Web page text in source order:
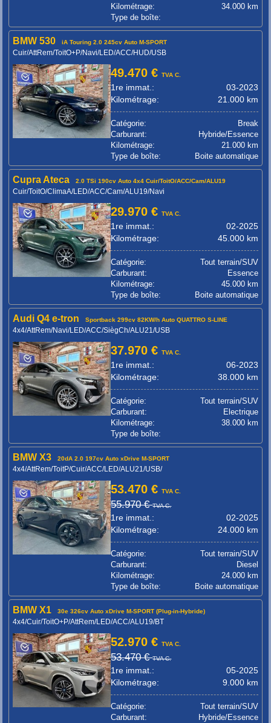
Kilométrage:
34.000 km
Type de boîte:
BMW 530 iA Touring 2.0 245cv Auto M-SPORT
Cuir/AttRem/ToitO+P/Navi/LED/ACC/HUD/USB
49.470 €TVA C.
1re immat.:
03-2023
Kilométrage:
21.000 km
Catégorie:
Break
Carburant:
Hybride/Essence
Kilométrage:
21.000 km
Type de boîte:
Boite automatique
Cupra Ateca 2.0 TSi 190cv Auto 4x4 Cuir/ToitO/ACC/Cam/ALU19
Cuir/ToitO/ClimaA/LED/ACC/Cam/ALU19/Navi
29.970 €TVA C.
1re immat.:
02-2025
Kilométrage:
45.000 km
Catégorie:
Tout terrain/SUV
Carburant:
Essence
Kilométrage:
45.000 km
Type de boîte:
Boite automatique
Audi Q4 e-tron Sportback 299cv 82KW/h Auto QUATTRO S-LINE
4x4/AttRem/Navi/LED/ACC/SiègCh/ALU21/USB
37.970 €TVA C.
1re immat.:
06-2023
Kilométrage:
38.000 km
Catégorie:
Tout terrain/SUV
Carburant:
Electrique
Kilométrage:
38.000 km
Type de boîte:
BMW X3 20dA 2.0 197cv Auto xDrive M-SPORT
4x4/AttRem/ToitP/Cuir/ACC/LED/ALU21/USB/
53.470 €TVA C.
55.970 €TVA C.
1re immat.:
02-2025
Kilométrage:
24.000 km
Catégorie:
Tout terrain/SUV
Carburant:
Diesel
Kilométrage:
24.000 km
Type de boîte:
Boite automatique
BMW X1 30e 326cv Auto xDrive M-SPORT (Plug-in-Hybride)
4x4/Cuir/ToitO+P/AttRem/LED/ACC/ALU19/BT
52.970 €TVA C.
53.470 €TVA C.
1re immat.:
05-2025
Kilométrage:
9.000 km
Catégorie:
Tout terrain/SUV
Carburant:
Hybride/Essence